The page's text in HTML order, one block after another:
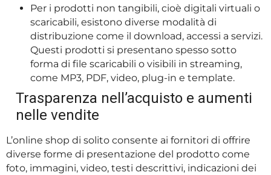
Per i prodotti non tangibili, cioè digitali virtuali o
scaricabili, esistono diverse modalità di
distribuzione come il download, accessi a servizi.
Questi prodotti si presentano spesso sotto
forma di file scaricabili o visibili in streaming,
come MP3, PDF, video, plug-in e template.
Trasparenza nell’acquisto e aumenti
nelle vendite
L’online shop di solito consente ai fornitori di offrire
diverse forme di presentazione del prodotto come
foto, immagini, video, testi descrittivi, indicazioni dei